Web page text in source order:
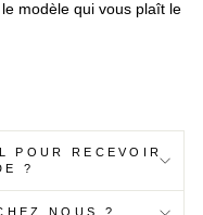
modèle qui vous plaît le
POUR RECEVOIR
?
NOUS ?